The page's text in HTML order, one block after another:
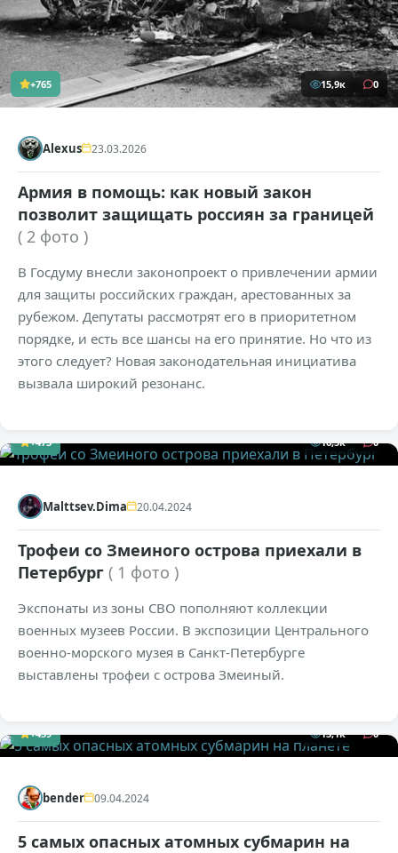
+765 15,9к 0
Alexus 23.03.2026
Армия в помощь: как новый закон
позволит защищать россиян за границей
( 2 фото )
В Госдуму внесли законопроект о привлечении армии
для защиты российских граждан, арестованных за
рубежом. Депутаты рассмотрят его в приоритетном
порядке, и есть все шансы на его принятие. Но что из
этого следует? Новая законодательная инициатива
вызвала широкий резонанс.
+473 16,5к 0
Malttsev.Dima 20.04.2024
Трофеи со Змеиного острова приехали в
Петербург ( 1 фото )
Экспонаты из зоны СВО пополняют коллекции
военных музеев России. В экспозиции Центрального
военно-морского музея в Санкт-Петербурге
выставлены трофеи с острова Змеиный.
+459 13,1к 0
bender 09.04.2024
5 самых опасных атомных субмарин на